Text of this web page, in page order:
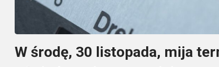
W środę, 30 listopada, mija